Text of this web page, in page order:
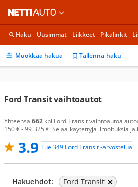
Haku Uusimmat Liikkeet Pikalinkit
Muokkaa hakua Tallenna haku
Ford Transit vaihtoautot
Yhteensä 662 kpl Ford Transit vaihtoautoa
150 € - 99 325 €. Selaa käytettyjä ilmoituksia ja
3.9 Lue 349 Ford Transit -arvostelua
Hakuehdot: Ford Transit